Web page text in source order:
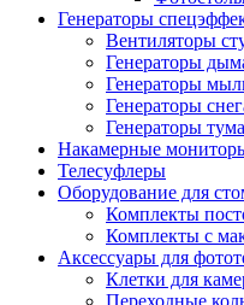
Генераторы
Вентиляторы
Генераторы
Генераторы
Генераторы
Генераторы
Накамерные
Телесуфлеры
Оборудование для
Комплекты
Комплекты с
Аксессуары для
Клетки для
Переходные